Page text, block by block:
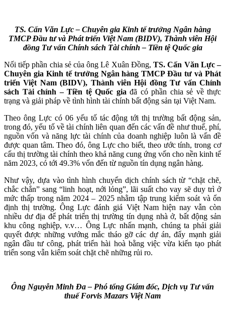
TS. Cấn Văn Lực – Chuyên gia Kinh tế trưởng Ngân hàng
TMCP Đầu tư và Phát triển Việt Nam (BIDV), Thành viên Hội
đồng Tư vấn Chính sách Tài chính – Tiền tệ Quốc gia
Nối tiếp phần chia sẻ của ông Lê Xuân Đồng,TS. Cấn Văn Lực –
Chuyên gia Kinh tế trưởng Ngân hàng TMCP Đầu tư và Phát
triển Việt Nam (BIDV), Thành viên Hội đồng Tư vấn Chính
sách Tài chính – Tiền tệ Quốc gia đã có phần chia sẻ về thực
trạng và giải pháp về tình hình tài chính bất động sản tại Việt Nam.
Theo ông Lực có 06 yếu tố tác động tới thị trường bất động sản,
trong đó, yếu tố về tài chính liên quan đến các vấn đề như thuế, phí,
nguồn vốn và năng lực tài chính của doanh nghiệp luôn là vấn đề
được quan tâm. Theo đó, ông Lực cho biết, theo ước tính, trong cơ
cấu thị trường tài chính theo khả năng cung ứng vốn cho nền kinh tế
năm 2023, có tới 49.3% vốn đến từ nguồn tín dụng ngân hàng.
Như vậy, dựa vào tình hình chuyển dịch chính sách từ “chặt chẽ,
chắc chắn” sang “linh hoạt, nới lỏng”, lãi suất cho vay sẽ duy trì ở
mức thấp trong năm 2024 – 2025 nhằm tập trung kiểm soát và ổn
định thị trường. Ông Lực đánh giá Việt Nam hiện nay vẫn còn
nhiều dư địa để phát triển thị trường tín dụng nhà ở, bất động sản
khu công nghiệp, v.v… Ông Lực nhấn mạnh, chúng ta phải giải
quyết được những vướng mắc tháo gỡ các dự án, đẩy mạnh giải
ngân đầu tư công, phát triển hài hoà bằng việc vừa kiến tạo phát
triển song vẫn kiểm soát chặt chẽ những rủi ro.
Ông Nguyễn Minh Đa​ – Phó tổng Giám đốc, Dịch vụ Tư vấn
thuế​ Forvis Mazars Việt Nam